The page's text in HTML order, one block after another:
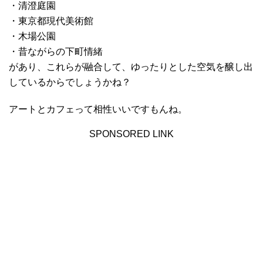
・清澄庭園
・東京都現代美術館
・木場公園
・昔ながらの下町情緒
があり、これらが融合して、ゆったりとした空気を醸し出
しているからでしょうかね？
アートとカフェって相性いいですもんね。
SPONSORED LINK